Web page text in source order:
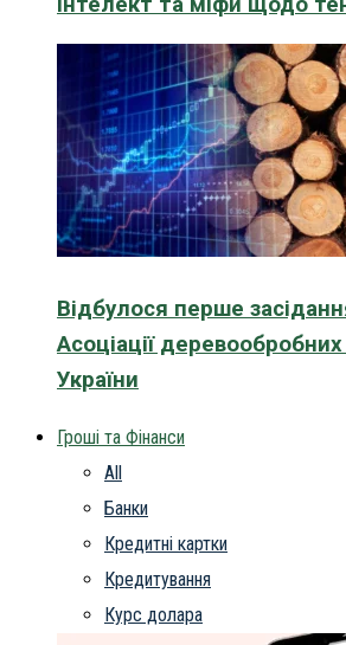
Відбулося перше
Асоціації
України
Гроші та Фінанси
All
Банки
Кредитні картки
Кредитування
Курс долара